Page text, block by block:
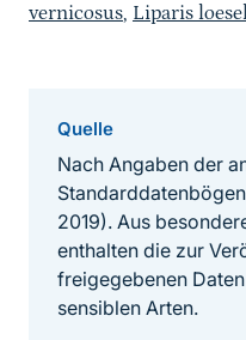
vernicosus, Liparis
Quelle
Nach Angaben der
2019). Aus
enthalten die zur
freigegebenen
sensiblen Arten.